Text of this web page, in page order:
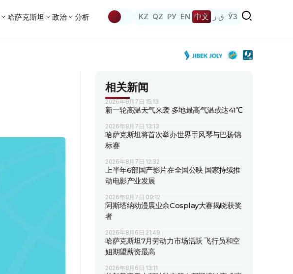
哈萨克斯坦 政治 分析 KZ QZ РУ EN 中文 ق ز ЎЗ
相关新闻
2026年8月7日 15:13
新一轮高温天气来袭 多地最高气温或达41℃
2026年8月7日 13:13
哈萨克斯坦将首次举办世界手风琴与巴扬锦
标赛
2026年8月7日 12:32
上半年6部国产影片在全国公映 国家持续推
动电影产业发展
2026年8月7日 09:12
阿斯塔纳动漫展业余Cosplay大赛揭晓获奖
者
2026年8月6日 21:49
哈萨克斯坦7月劳动力市场活跃 飞行员和空
姐期望薪资最高
2026年8月6日 13:11